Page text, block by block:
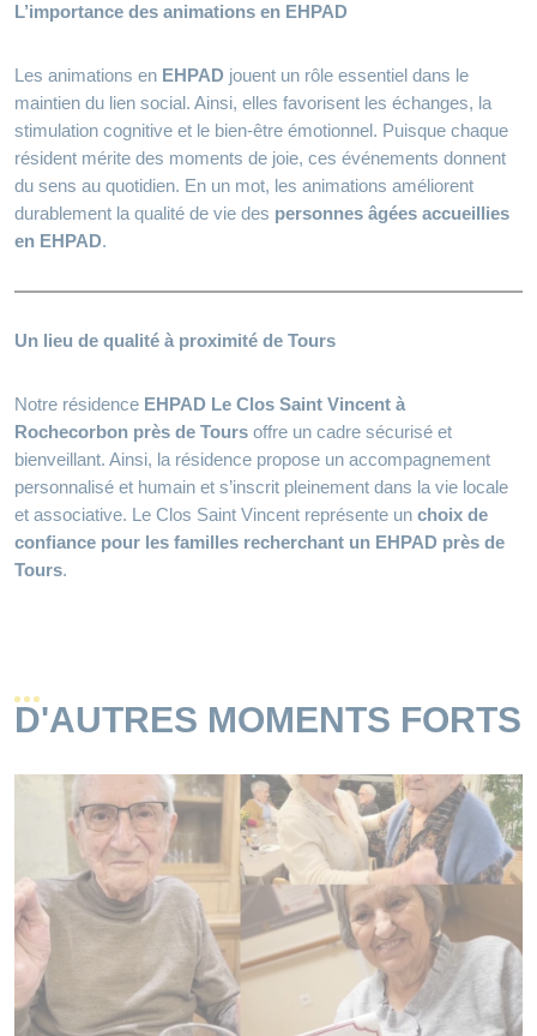
L’importance des animations en EHPAD
Les animations en EHPAD jouent un rôle essentiel dans le
maintien du lien social. Ainsi, elles favorisent les échanges, la
stimulation cognitive et le bien‑être émotionnel. Puisque chaque
résident mérite des moments de joie, ces événements donnent
du sens au quotidien. En un mot, les animations améliorent
durablement la qualité de vie des personnes âgées accueillies
en EHPAD.
Un lieu de qualité à proximité de Tours
Notre résidence EHPAD Le Clos Saint Vincent à
Rochecorbon près de Tours offre un cadre sécurisé et
bienveillant. Ainsi, la résidence propose un accompagnement
personnalisé et humain et s’inscrit pleinement dans la vie locale
et associative. Le Clos Saint Vincent représente un choix de
confiance pour les familles recherchant un EHPAD près de
Tours.
D'AUTRES MOMENTS FORTS